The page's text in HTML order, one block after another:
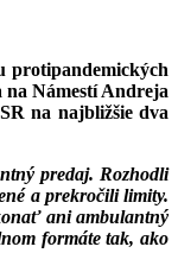
protipandemických
Námestí Andreja
na najbližšie dva
predaj. Rozhodli
a prekročili limity.
ani ambulantný
formáte tak, ako